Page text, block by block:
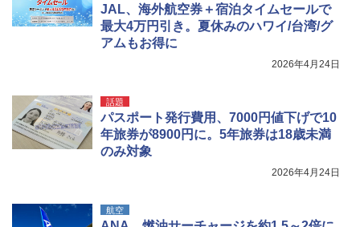
着替えテント トイレテント 透けない【換気
通気窓付き】収納袋付き UVカット 防水 防災
コンパクト iimono117 (ブルー)
JAL、海外航空券＋宿泊タイムセールで
最大4万円引き。夏休みのハワイ/台湾/グ
アムもお得に
2026年4月24日
話題
パスポート発行費用、7000円値下げで10
年旅券が8900円に。5年旅券は18歳未満
のみ対象
2026年4月24日
航空